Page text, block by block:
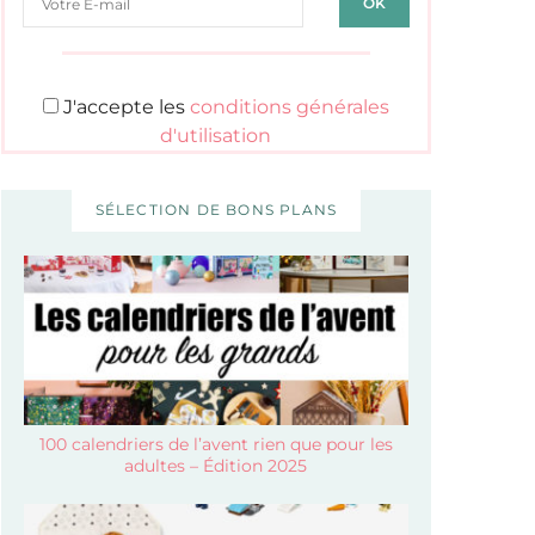
J'accepte les conditions générales
d'utilisation
SÉLECTION DE BONS PLANS
100 calendriers de l’avent rien que pour les
adultes – Édition 2025